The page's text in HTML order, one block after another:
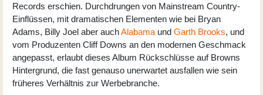
Records erschien. Durchdrungen von Mainstream Country-
Einflüssen, mit dramatischen Elementen wie bei Bryan
Adams, Billy Joel aber auchAlabama und Garth Brooks, und
vom Produzenten Cliff Downs an den modernen Geschmack
angepasst, erlaubt dieses Album Rückschlüsse auf Browns
Hintergrund, die fast genauso unerwartet ausfallen wie sein
früheres Verhältnis zur Werbebranche.